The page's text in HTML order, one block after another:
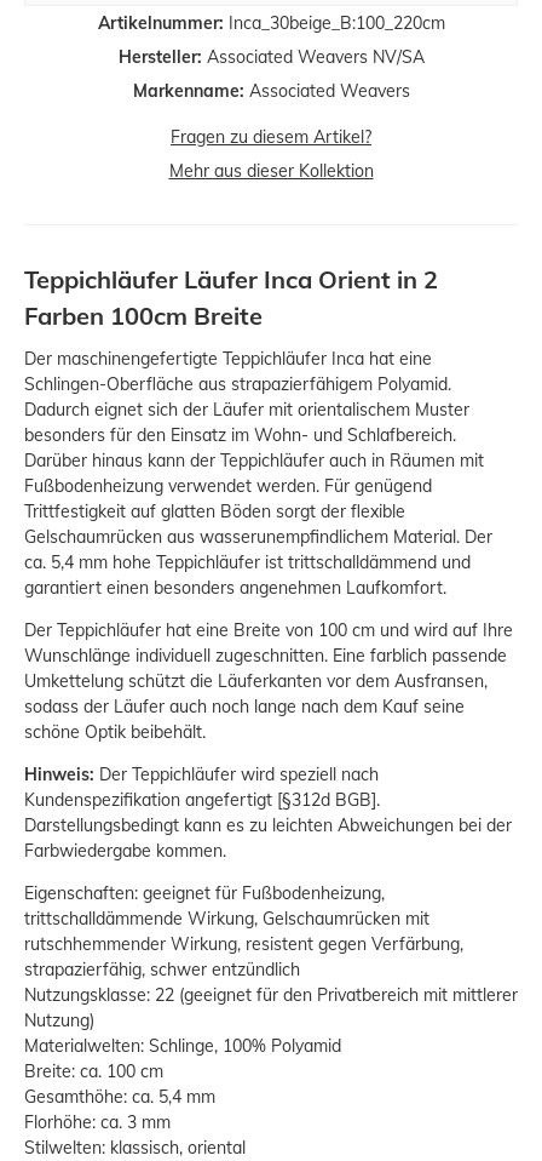
Artikelnummer: Inca_30beige_B:100_220cm
Hersteller: Associated Weavers NV/SA
Markenname: Associated Weavers
Fragen zu diesem Artikel?
Mehr aus dieser Kollektion
Teppichläufer Läufer Inca Orient in 2
Farben 100cm Breite
Der maschinengefertigte Teppichläufer Inca hat eine
Schlingen-Oberfläche aus strapazierfähigem Polyamid.
Dadurch eignet sich der Läufer mit orientalischem Muster
besonders für den Einsatz im Wohn- und Schlafbereich.
Darüber hinaus kann der Teppichläufer auch in Räumen mit
Fußbodenheizung verwendet werden. Für genügend
Trittfestigkeit auf glatten Böden sorgt der flexible
Gelschaumrücken aus wasserunempfindlichem Material. Der
ca. 5,4 mm hohe Teppichläufer ist trittschalldämmend und
garantiert einen besonders angenehmen Laufkomfort.
Der Teppichläufer hat eine Breite von 100 cm und wird auf Ihre
Wunschlänge individuell zugeschnitten. Eine farblich passende
Umkettelung schützt die Läuferkanten vor dem Ausfransen,
sodass der Läufer auch noch lange nach dem Kauf seine
schöne Optik beibehält.
Hinweis: Der Teppichläufer wird speziell nach
Kundenspezifikation angefertigt [§312d BGB].
Darstellungsbedingt kann es zu leichten Abweichungen bei der
Farbwiedergabe kommen.
Eigenschaften: geeignet für Fußbodenheizung,
trittschalldämmende Wirkung, Gelschaumrücken mit
rutschhemmender Wirkung, resistent gegen Verfärbung,
strapazierfähig, schwer entzündlich
Nutzungsklasse: 22 (geeignet für den Privatbereich mit mittlerer
Nutzung)
Materialwelten: Schlinge, 100% Polyamid
Breite: ca. 100 cm
Gesamthöhe: ca. 5,4 mm
Florhöhe: ca. 3 mm
Stilwelten: klassisch, oriental